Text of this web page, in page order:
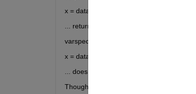
x = dataset({array1.var, array2.var,
... returns a nx1 array with all variables
varspec = ({array1.var,'var1', array2.var,
x = dataset(varspec)
... does the same.
Thoughts?